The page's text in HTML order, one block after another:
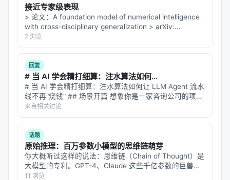
道:https://www.163.com/dy/article/L0NHBQNS0
511D6RL.html
二、深度剖析
这件事的本质不是"地域封禁",而是"工具型 AI 的信任模
型崩塌"。
地域封禁这件事,各家大厂都在做。Anthropic 不让中
国用户直接订阅 Claude,这件事本身没人会觉得奇怪
——美国公司对中国市场做合规隔离,是常规操作。
问题在于实现方式。
Claude Code 不是普通 App。它是开发者工具,运行
时拥有:
接近专家级表现
> 论文：A foundation model of numerical intelligence
with cross-disciplinary generalization > arXiv:
2607.28432v1 (2026-07…
7 浏览
回复
# 当 AI 学会精打细算：注水算法如何...
# 当 AI 学会精打细算：注水算法如何让 LLM Agent 流水
线不再"烧钱" ## 场景开篇 想象你是一家咨询公司的项目
经理。手头有三个顾问，一个擅长战略分析但每小时收费
两千，一个擅长数据建模但出活慢，还有一个擅长写报告
但准确率飘忽…
来自相关讨论
话题
原始推理：百万参数小模型的思维链萌芽
你大概听过这样的说法：思维链（Chain of Thought）是
大模型的专利。GPT-4、Claude 这些千亿参数的巨兽，
才能在回答之前"想一想"，把问题拆成几步，一步步推过
11 浏览